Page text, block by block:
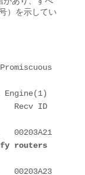
）を示してい
routers